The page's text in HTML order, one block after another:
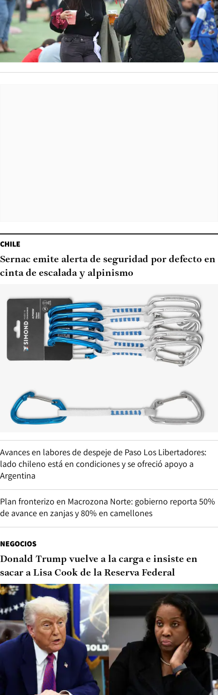
CHILE
Sernac emite alerta de seguridad por defecto en
cinta de escalada y alpinismo
Avances en labores de despeje de Paso Los Libertadores:
lado chileno está en condiciones y se ofreció apoyo a
Argentina
Plan fronterizo en Macrozona Norte: gobierno reporta 50%
de avance en zanjas y 80% en camellones
NEGOCIOS
Donald Trump vuelve a la carga e insiste en
sacar a Lisa Cook de la Reserva Federal